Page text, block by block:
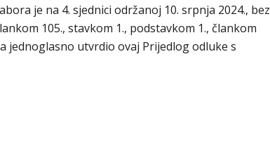
je na 4. sjednici održanoj 10. srpnja 2024., bez
105., stavkom 1., podstavkom 1., člankom
jednoglasno utvrdio ovaj Prijedlog odluke s